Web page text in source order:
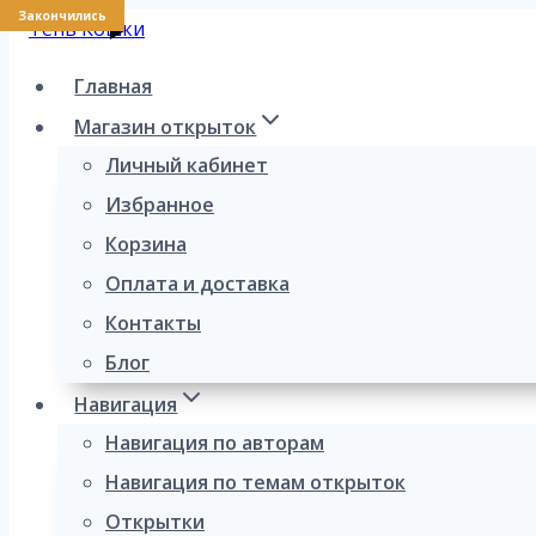
Перейти
содержимому
Главная
Магазин открыток
Личный кабинет
Избранное
Корзина
Оплата и доставка
Контакты
Блог
Навигация
Навигация по авторам
Навигация по темам открыток
Открытки
Закончились